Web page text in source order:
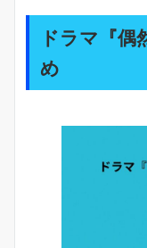
ドラマ『偶
め